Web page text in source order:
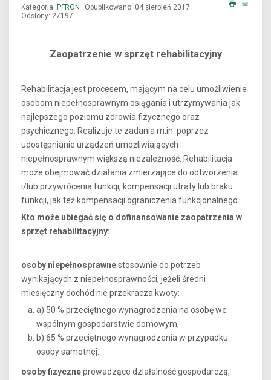
Kategoria: PFRON
Opublikowano: 04 sierpień 2017
Odsłony: 27197
Zaopatrzenie w sprzęt rehabilitacyjny
Rehabilitacja jest procesem, mającym na celu umożliwienie
osobom niepełnosprawnym osiągania i utrzymywania jak
najlepszego poziomu zdrowia fizycznego oraz
psychicznego. Realizuje te zadania m.in. poprzez
udostępnianie urządzeń umożliwiających
niepełnosprawnym większą niezależność. Rehabilitacja
może obejmować działania zmierzające do odtworzenia
i/lub przywrócenia funkcji, kompensacji utraty lub braku
funkcji, jak też kompensacji ograniczenia funkcjonalnego.
Kto może ubiegać się o dofinansowanie zaopatrzenia w
sprzęt rehabilitacyjny:
osoby niepełnosprawnestosownie do potrzeb
wynikających z niepełnosprawności, jeżeli średni
miesięczny dochód nie przekracza kwoty:
a) 50 % przeciętnego wynagrodzenia na osobę we
wspólnym gospodarstwie domowym,
b) 65 % przeciętnego wynagrodzenia w przypadku
osoby samotnej.
osoby fizyczneprowadzące działalność gospodarczą,